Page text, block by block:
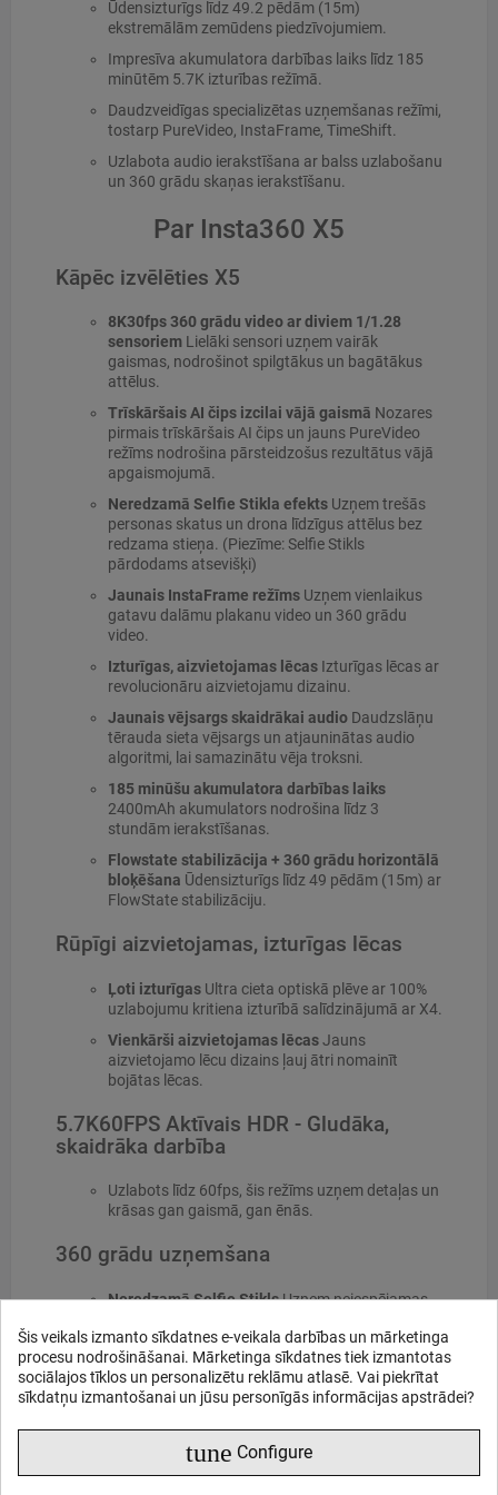
Šis veikals izmanto sīkdatnes e-veikala darbības un mārketinga
procesu nodrošināšanai. Mārketinga sīkdatnes tiek izmantotas
sociālajos tīklos un personalizētu reklāmu atlasē. Vai piekrītat
sīkdatņu izmantošanai un jūsu personīgās informācijas apstrādei?
tune Configure
Ūdensizturīgs līdz 49.2 pēdām (15m)
ekstremālām zemūdens piedzīvojumiem.
Impresīva akumulatora darbības laiks līdz 185
minūtēm 5.7K izturības režīmā.
Daudzveidīgas specializētas uzņemšanas režīmi,
tostarp PureVideo, InstaFrame, TimeShift.
Uzlabota audio ierakstīšana ar balss uzlabošanu
un 360 grādu skaņas ierakstīšanu.
Par Insta360 X5
Kāpēc izvēlēties X5
8K30fps 360 grādu video ar diviem 1/1.28
sensoriemLielāki sensori uzņem vairāk
gaismas, nodrošinot spilgtākus un bagātākus
attēlus.
Trīskāršais AI čips izcilai vājā gaismā Nozares
pirmais trīskāršais AI čips un jauns PureVideo
režīms nodrošina pārsteidzošus rezultātus vājā
apgaismojumā.
Neredzamā Selfie Stikla efektsUzņem trešās
personas skatus un drona līdzīgus attēlus bez
redzama stieņa. (Piezīme: Selfie Stikls
pārdodams atsevišķi)
Jaunais InstaFrame režīmsUzņem vienlaikus
gatavu dalāmu plakanu video un 360 grādu
video.
Izturīgas, aizvietojamas lēcasIzturīgas lēcas ar
revolucionāru aizvietojamu dizainu.
Jaunais vējsargs skaidrākai audioDaudzslāņu
tērauda sieta vējsargs un atjauninātas audio
algoritmi, lai samazinātu vēja troksni.
185 minūšu akumulatora darbības laiks
2400mAh akumulators nodrošina līdz 3
stundām ierakstīšanas.
Flowstate stabilizācija + 360 grādu horizontālā
bloķēšana Ūdensizturīgs līdz 49 pēdām (15m) ar
FlowState stabilizāciju.
Rūpīgi aizvietojamas, izturīgas lēcas
Ļoti izturīgasUltra cieta optiskā plēve ar 100%
uzlabojumu kritiena izturībā salīdzinājumā ar X4.
Vienkārši aizvietojamas lēcasJauns
aizvietojamo lēcu dizains ļauj ātri nomainīt
bojātas lēcas.
5.7K60FPS Aktīvais HDR - Gludāka,
skaidrāka darbība
Uzlabots līdz 60fps, šis režīms uzņem detaļas un
krāsas gan gaismā, gan ēnās.
360 grādu uzņemšana
Neredzamā Selfie StiklsUzņem neiespējamas
Viena kamera, jebkura perspektīvaMulti-
kameru uzstādījums vienā ierīcē.
PārformēšanaFokuss uz dzīvi, izvēloties
Instaframe režīms